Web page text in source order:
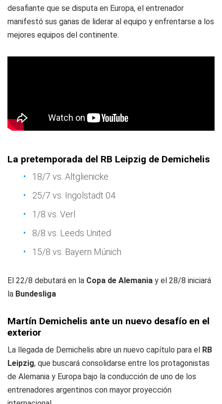
desafiante que se disputa en Europa, el entrenador
manifestó sus ganas de liderar al equipo y enfrentarse a los
mejores equipos del continente.
La pretemporada del RB Leipzig de Demichelis
18/7 vs. Altglienicke
25/7 vs. Ingolstadt 04
1/8 vs. Verl
8/8 vs. Leeds United
15/8 vs. Bayern Múnich
El 22/8 debutará en la Copa de Alemania y el 28/8 iniciará
la Bundesliga
Martín Demichelis ante un nuevo desafío en el
exterior
La llegada de Demichelis abre un nuevo capítulo para el RB
Leipzig, que buscará consolidarse entre los protagonistas
de Alemania y Europa bajo la conducción de uno de los
entrenadores argentinos con mayor proyección